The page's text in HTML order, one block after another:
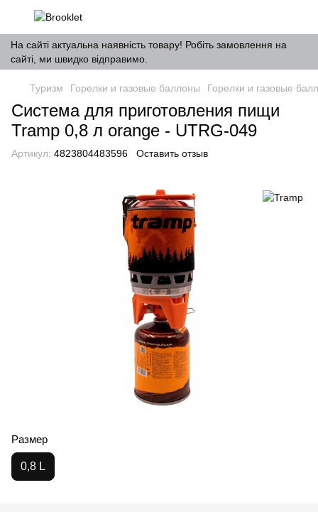
На сайті актуальна наявність товару! Робіть замовлення на
сайті, ми швидко відправимо.
Туризм Горелки и газовые баллоны Горелки и газовые
Система для приготовления пищи
Tramp 0,8 л orange - UTRG-049
Артикул: 4823804483596 Оставить отзыв
Размер
0,8 L